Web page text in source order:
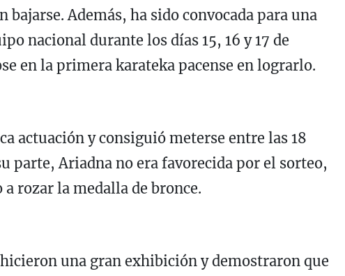
bajarse. Además, ha sido convocada para una
nacional durante los días 15, 16 y 17 de
en la primera karateka pacense en lograrlo.
actuación y consiguió meterse entre las 18
parte, Ariadna no era favorecida por el sorteo,
rozar la medalla de bronce.
una gran exhibición y demostraron que